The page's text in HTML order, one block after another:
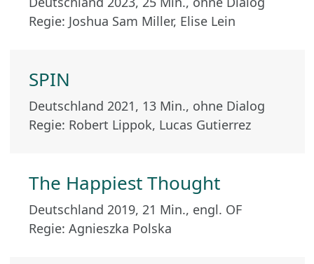
Regie: Joshua Sam Miller, Elise Lein
SPIN
Deutschland 2021, 13 Min., ohne Dialog
Regie: Robert Lippok, Lucas Gutierrez
The Happiest Thought
Deutschland 2019, 21 Min., engl. OF
Regie: Agnieszka Polska